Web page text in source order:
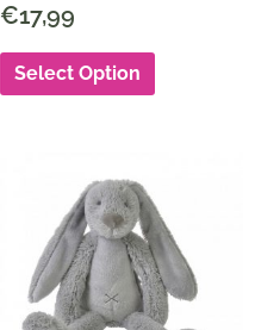
€17,99
Select Option